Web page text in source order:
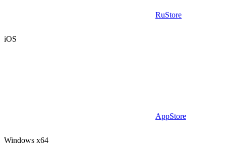
RuStore
iOS
AppStore
Windows x64